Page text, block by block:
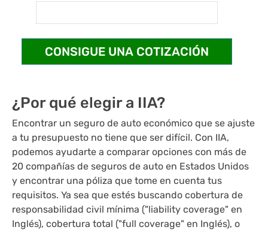
¿Por qué elegir a IIA?
Encontrar un seguro de auto económico que se ajuste
a tu presupuesto no tiene que ser difícil. Con IIA,
podemos ayudarte a comparar opciones con más de
20 compañías de seguros de auto en Estados Unidos
y encontrar una póliza que tome en cuenta tus
requisitos. Ya sea que estés buscando cobertura de
responsabilidad civil mínima ("liability coverage" en
Inglés), cobertura total ("full coverage" en Inglés), o